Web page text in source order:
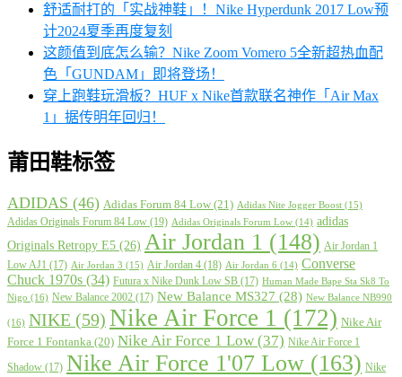
舒适耐打的「实战神鞋」！Nike Hyperdunk 2017 Low预
计2024夏季再度复刻
这颜值到底怎么输？Nike Zoom Vomero 5全新超热血配
色「GUNDAM」即将登场！
穿上跑鞋玩滑板？HUF x Nike首款联名神作「Air Max
1」据传明年回归！
莆田鞋标签
ADIDAS (46) Adidas Forum 84 Low (21) Adidas Nite Jogger Boost (15)
Adidas Originals Forum 84 Low (19) Adidas Originals Forum Low (14) adidas
Originals Retropy E5 (26) Air Jordan 1 (148) Air Jordan 1
Low AJ1 (17) Air Jordan 3 (15) Air Jordan 4 (18) Air Jordan 6 (14) Converse
Chuck 1970s (34) Futura x Nike Dunk Low SB (17) Human Made Bape Sta Sk8 To
Nigo (16) New Balance 2002 (17) New Balance MS327 (28) New Balance NB990
(16) NIKE (59) Nike Air Force 1 (172) Nike Air
Force 1 Fontanka (20) Nike Air Force 1 Low (37) Nike Air Force 1
Shadow (17) Nike Air Force 1'07 Low (163) Nike